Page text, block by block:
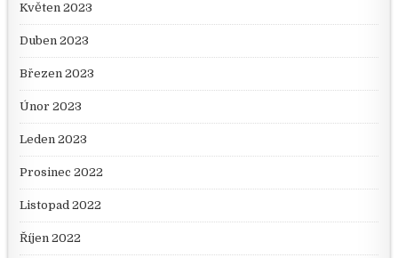
Květen 2023
Duben 2023
Březen 2023
Únor 2023
Leden 2023
Prosinec 2022
Listopad 2022
Říjen 2022